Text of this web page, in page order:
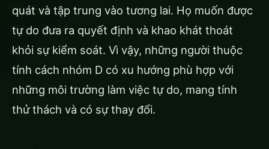
quát và tập trung vào tương lai. Họ muốn được
tự do đưa ra quyết định và khao khát thoát
khỏi sự kiểm soát. Vì vậy, những người thuộc
tính cách nhóm D có xu hướng phù hợp với
những môi trường làm việc tự do, mang tính
thử thách và có sự thay đổi.